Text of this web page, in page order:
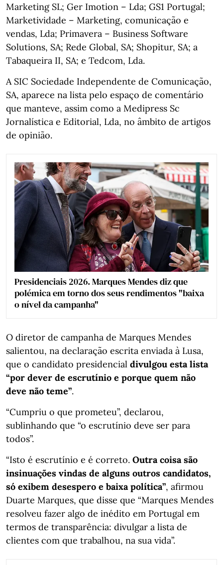
Marketing SL; Ger Imotion – Lda; GS1 Portugal;
Marketividade – Marketing, comunicação e
vendas, Lda; Primavera – Business Software
Solutions, SA; Rede Global, SA; Shopitur, SA; a
Tabaqueira II, SA; e Tedcom, Lda.
A SIC Sociedade Independente de Comunicação,
SA, aparece na lista pelo espaço de comentário
que manteve, assim como a Medipress Sc
Jornalística e Editorial, Lda, no âmbito de artigos
de opinião.
Presidenciais 2026. Marques Mendes diz que
polémica em torno dos seus rendimentos "baixa
o nível da campanha"
O diretor de campanha de Marques Mendes
salientou, na declaração escrita enviada à Lusa,
que o candidato presidencial divulgou esta lista
“por dever de escrutínio e porque quem não
deve não teme”.
“Cumpriu o que prometeu”, declarou,
sublinhando que “o escrutínio deve ser para
todos”.
“Isto é escrutínio e é correto. Outra coisa são
insinuações vindas de alguns outros candidatos,
só exibem desespero e baixa política”, afirmou
Duarte Marques, que disse que “Marques Mendes
resolveu fazer algo de inédito em Portugal em
termos de transparência: divulgar a lista de
clientes com que trabalhou, na sua vida”.